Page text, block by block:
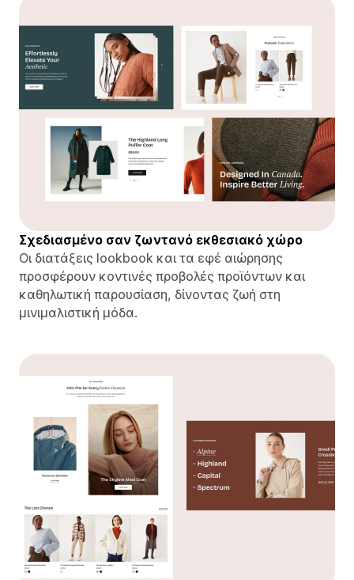
Σχεδιασμένο σαν ζωντανό εκθεσιακό χώρο
Οι διατάξεις lookbook και τα εφέ αιώρησης
προσφέρουν κοντινές προβολές προϊόντων και
καθηλωτική παρουσίαση, δίνοντας ζωή στη
μινιμαλιστική μόδα.